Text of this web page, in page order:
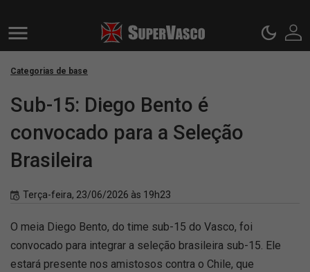
Categorias de base
Sub-15: Diego Bento é
convocado para a Seleção
Brasileira
Terça-feira, 23/06/2026 às 19h23
O meia Diego Bento, do time sub-15 do Vasco, foi
convocado para integrar a seleção brasileira sub-15. Ele
estará presente nos amistosos contra o Chile, que